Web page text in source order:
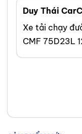
Duy Thái
Xe tải chạy
CMF 75D23L